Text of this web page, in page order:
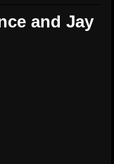
and Jay